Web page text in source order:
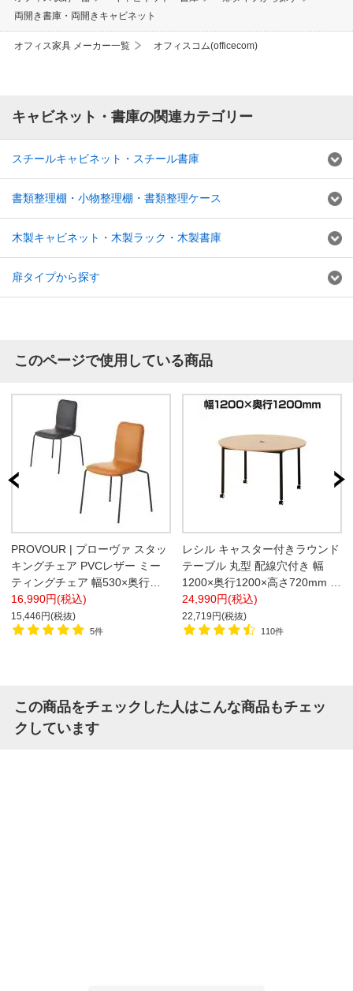
両開き書庫・両開きキャビネット
オフィス家具 メーカー一覧 オフィスコム(officecom)
キャビネット・書庫の関連カテゴリー
スチールキャビネット・スチール書庫
書類整理棚・小物整理棚・書類整理ケース
木製キャビネット・木製ラック・木製書庫
扉タイプから探す
このページで使用している商品
PROVOUR | プローヴァ スタッ
キングチェア PVCレザー ミー
ティングチェア 幅530×奥行
500×高さ830mm
16,990円(税込)
15,446円(税抜)
5件
レシル キャスター付きラウンド
テーブル 丸型 配線穴付き 幅
1200×奥行1200×高さ720mm ミ
ーティング 休憩スペース ラウ
ンジ【ホワイト:販売終了】
24,990円(税込)
22,719円(税抜)
110件
この商品をチェックした人はこんな商品もチェッ
クしています